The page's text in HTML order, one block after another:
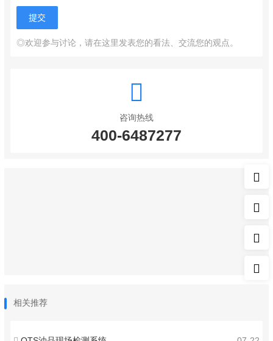
◎欢迎参与讨论，请在这里发表您的看法、交流您的观点。
咨询热线
400-6487277
相关推荐